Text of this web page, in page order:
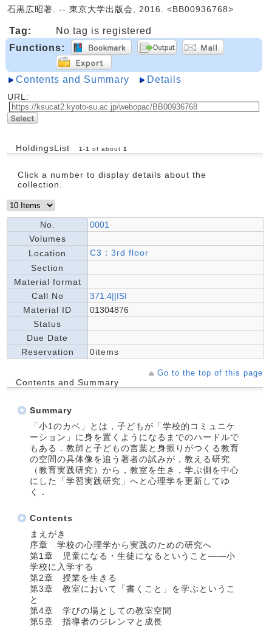
石黒広昭著. -- 東京大学出版会, 2016. <BB00936768>
Tag:
No tag is registered
Functions:
Contents and Summary Details
URL:
HoldingsList 1 -1 of about 1
Click a number to display details about the
collection.
No.
0001
Volumes
Location
C3：3rd floor
Section
Material format
Call No
371.4||ISI
Material ID
01304876
Status
Due Date
Reservation
0items
Go to the top of this page
Contents and Summary
Summary
「小1のカベ」とは，子どもが「学校的コミュニケ
ーション」に身を置くようになるまでのハードルで
もある．教師と子どもの言葉と身振りがつくる教育
の空間の具体像を追う著者の試みが，教える研究
（教育実践研究）から，教室を生き，学ぶ側を中心
にした「学習実践研究」へと心理学を更新してゆ
く．
Contents
まえがき
序章 学校の心理学から実践のための研究へ
第1章 児童になる・生徒になるということ——小
学校に入学する
第2章 授業を生きる
第3章 教室において「書くこと」を学ぶというこ
と
第4章 学びの場としての教室空間
第5章 指導者のジレンマと成長